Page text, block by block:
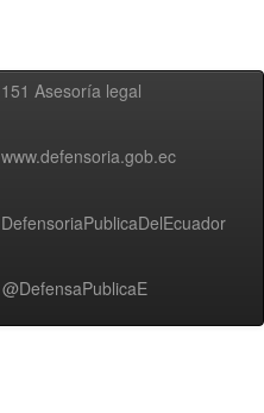
151 Asesoría legal
www.defensoria.gob.ec
DefensoriaPublicaDelEcuador
@DefensaPublicaE